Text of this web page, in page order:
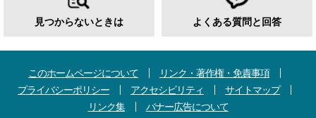
見つからないときは よくある質問と回答
このホームページについて
リンク・著作権・免責事項
プライバシーポリシー
アクセシビリティ
サイトマップ
リンク集
バナー広告について